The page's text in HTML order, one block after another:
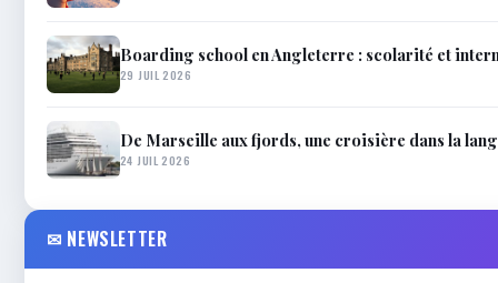
Boarding school en Angleterre : scolarité et
29 JUIL 2026
De Marseille aux fjords, une croisière dans la
24 JUIL 2026
✉ NEWSLETTER